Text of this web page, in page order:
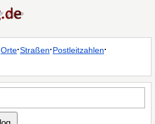
Orte·Straßen·Postleitzahlen·